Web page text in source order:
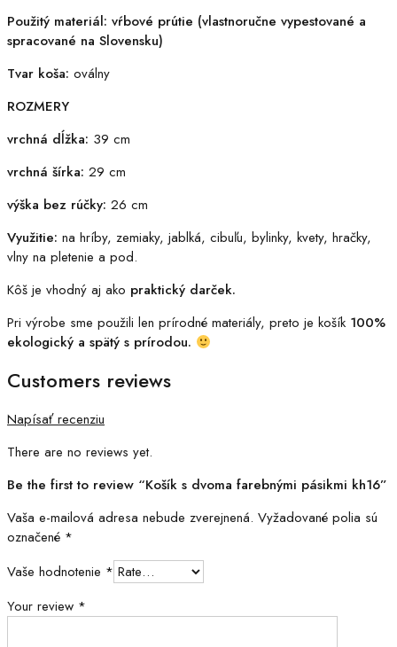
Použitý materiál: vŕbové prútie (vlastnoručne vypestované a
spracované na Slovensku)
Tvar koša: oválny
ROZMERY
vrchná dĺžka: 39 cm
vrchná šírka: 29 cm
výška bez rúčky: 26 cm
Využitie: na hríby, zemiaky, jablká, cibuľu, bylinky, kvety, hračky,
vlny na pletenie a pod.
Kôš je vhodný aj ako praktický darček.
Pri výrobe sme použili len prírodné materiály, preto je košík 100%
ekologický a spätý s prírodou.
Customers reviews
Napísať recenziu
There are no reviews yet.
Be the first to review “Košík s dvoma farebnými pásikmi kh16”
Vaša e-mailová adresa nebude zverejnená. Vyžadované polia sú
označené *
Vaše hodnotenie *
Your review *